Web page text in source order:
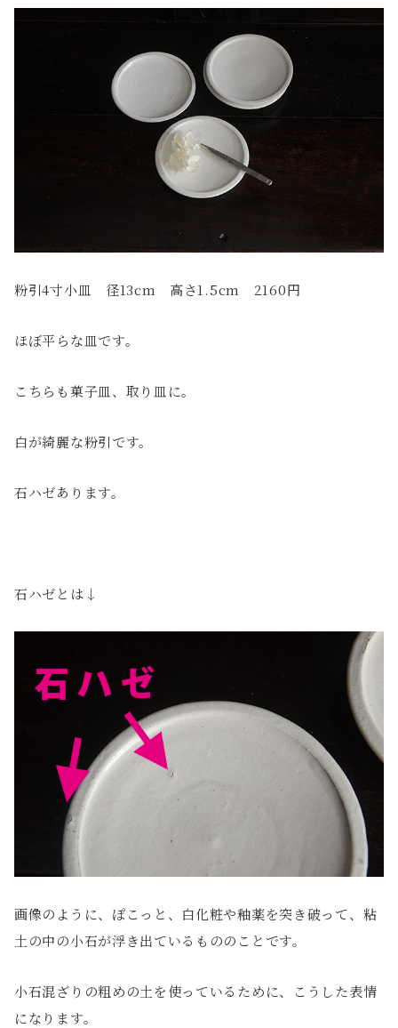
粉引4寸小皿 径13cm 高さ1.5cm 2160円
ほぼ平らな皿です。
こちらも菓子皿、取り皿に。
白が綺麗な粉引です。
石ハゼあります。
石ハゼとは↓
画像のように、ぽこっと、白化粧や釉薬を突き破って、粘
土の中の小石が浮き出ているもののことです。
小石混ざりの粗めの土を使っているために、こうした表情
になります。